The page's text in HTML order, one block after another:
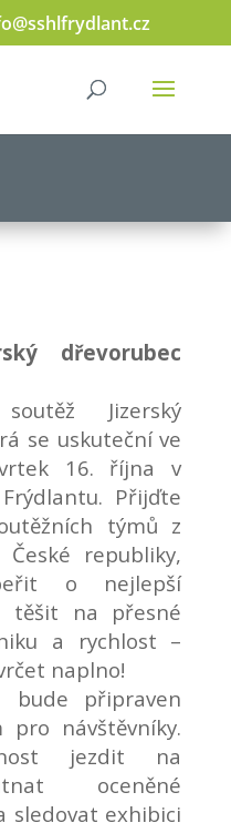
dřevorubec
Jizerský
se uskuteční ve
16. října v
Přijďte
týmů z
republiky,
o nejlepší
těšit na přesné
a rychlost –
naplno!
připraven
pro návštěvníky.
jezdit na
oceněné
sledovat exhibici